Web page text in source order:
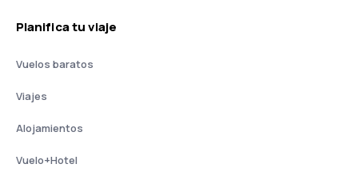
Planifica tu viaje
Vuelos baratos
Viajes
Alojamientos
Vuelo+Hotel